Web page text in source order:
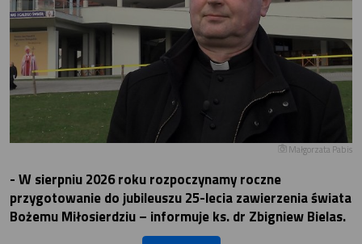
Małgorzata Pabis
- W sierpniu 2026 roku rozpoczynamy roczne
przygotowanie do jubileuszu 25-lecia zawierzenia świata
Bożemu Miłosierdziu – informuje ks. dr Zbigniew Bielas.